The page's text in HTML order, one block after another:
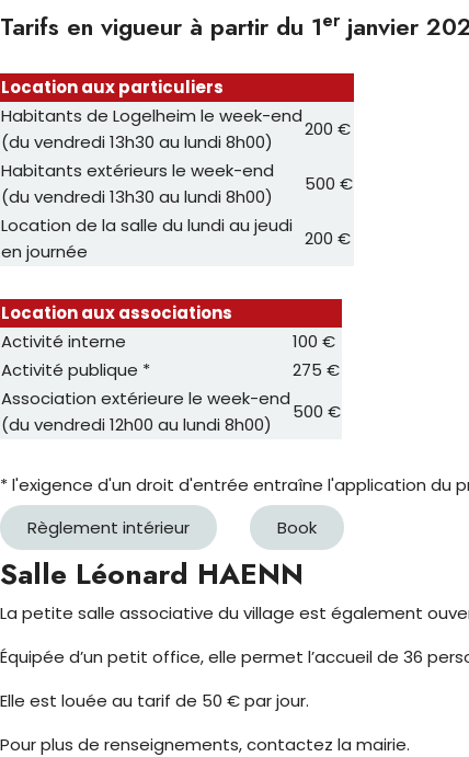
Tarifs en vigueur à partir du 1erjanvier
Location aux particuliers
Habitants de Logelheim le week-end
(du vendredi 13h30 au lundi 8h00)
200 €
Habitants extérieurs le week-end
(du vendredi 13h30 au lundi 8h00)
500 €
Location de la salle du lundi au jeudi
en journée
200 €
Location aux associations
Activité interne
100 €
Activité publique *
275 €
Association extérieure le week-end
(du vendredi 12h00 au lundi 8h00)
500 €
* l'exigence d'un droit d'entrée entraîne l'application du
Règlement intérieur
Book
Salle Léonard HAENN
La petite salle associative du village est également
Équipée d’un petit office, elle permet l’accueil de 36
Elle est louée au tarif de 50 € par jour.
Pour plus de renseignements, contactez la mairie.